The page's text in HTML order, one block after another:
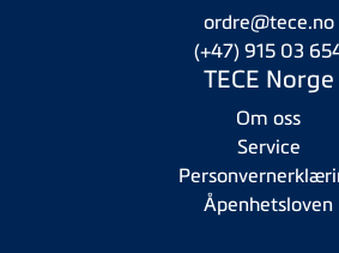
ordre@tece.no
(+47) 915 03
TECE Norge
Om oss
Service
Åpenhetsloven